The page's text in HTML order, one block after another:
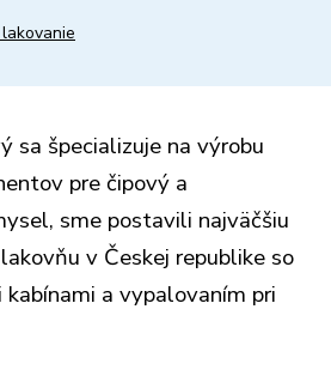
sa špecializuje na výrobu
pre čipový a
sme postavili najväčšiu
v Českej republike so
a vypalovaním pri